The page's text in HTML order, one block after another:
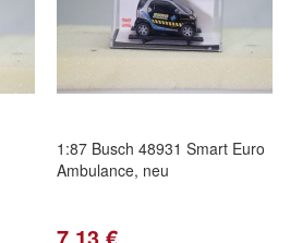
1:87 Busch 48931 Smart Euro
Ambulance, neu